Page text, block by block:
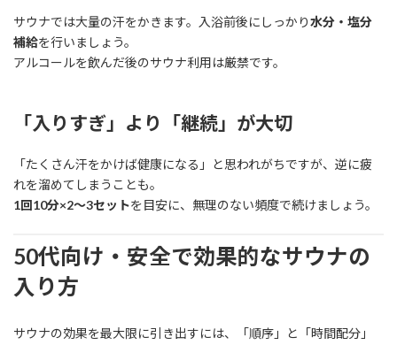
サウナでは大量の汗をかきます。入浴前後にしっかり水分・塩分
補給を行いましょう。
アルコールを飲んだ後のサウナ利用は厳禁です。
「入りすぎ」より「継続」が大切
「たくさん汗をかけば健康になる」と思われがちですが、逆に疲
れを溜めてしまうことも。
1回10分×2〜3セットを目安に、無理のない頻度で続けましょう。
50代向け・安全で効果的なサウナの
入り方
サウナの効果を最大限に引き出すには、「順序」と「時間配分」